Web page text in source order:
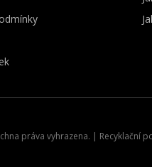
práva vyhrazena. | Recyklační